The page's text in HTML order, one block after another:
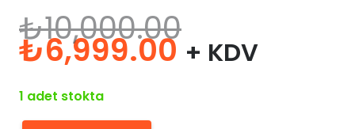
₺10,000.00
Orijinal
fiyat:
₺10,000.00.
₺6,999.00Şu
andaki
+ KDV
1 adet stokta